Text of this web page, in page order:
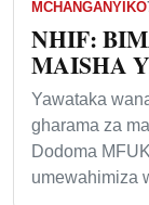
MCHANGANYIKO
NHIF:
MAISHA
Yawataka
gharama za
Dodoma
umewahimiza